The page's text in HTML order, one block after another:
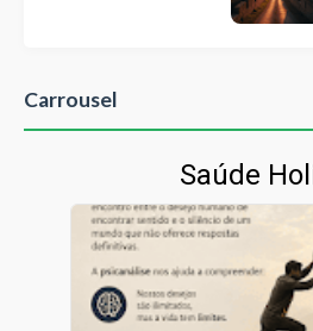
Carrousel